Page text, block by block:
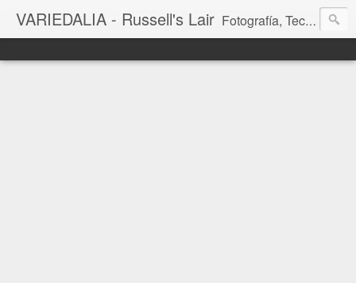
VARIEDALIA - Russell's Lair Fotografía, Tecnología, Cine y Videojuegos en un Blog Multitemática. El rinconcito del creador de FotoMuseo 3D y Left 4 SGC.